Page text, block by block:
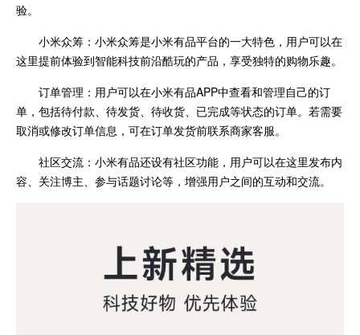
验。
小米众筹：小米众筹是小米有品平台的一大特色，用户可以在
这里提前体验到智能科技前沿酷玩的产品，享受独特的购物乐趣。
订单管理：用户可以在小米有品APP中查看和管理自己的订
单，包括待付款、待发货、待收货、已完成等状态的订单。若需要
取消或修改订单信息，可在订单发货前联系商家客服。
社区交流：小米有品还设有社区功能，用户可以在这里发布内
容、关注博主、参与话题讨论等，增强用户之间的互动和交流。